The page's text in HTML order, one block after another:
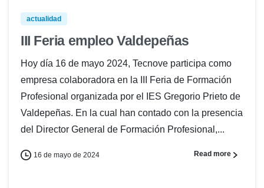
actualidad
III Feria empleo Valdepeñas
Hoy día 16 de mayo 2024, Tecnove participa como
empresa colaboradora en la III Feria de Formación
Profesional organizada por el IES Gregorio Prieto de
Valdepeñas. En la cual han contado con la presencia
del Director General de Formación Profesional,...
16 de mayo de 2024 Read more